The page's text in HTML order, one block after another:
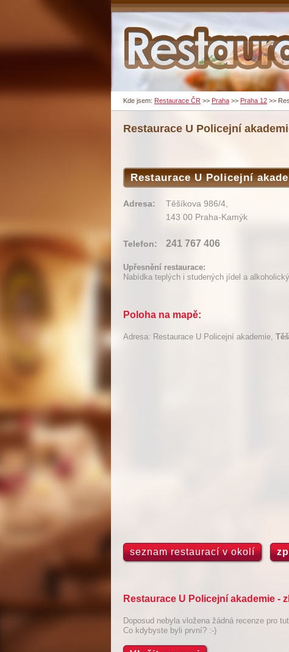
Kde jsem: Restaurace ČR >> Praha >> Praha 12 >>
Restaurace U Policejní
Restaurace U Policejní
Adresa:
Těšíkova 986/4,
143 00 Praha-Kamýk
Telefon: 241 767 406
Upřesnění restaurace:
Nabídka teplých i studených jídel a
Poloha na mapě:
Adresa: Restaurace U Policejní akademie,
seznam restaurací v okolí
Restaurace U Policejní akademie -
Doposud nebyla vložena žádná recenze pro
Co kdybyste byli první? :-)